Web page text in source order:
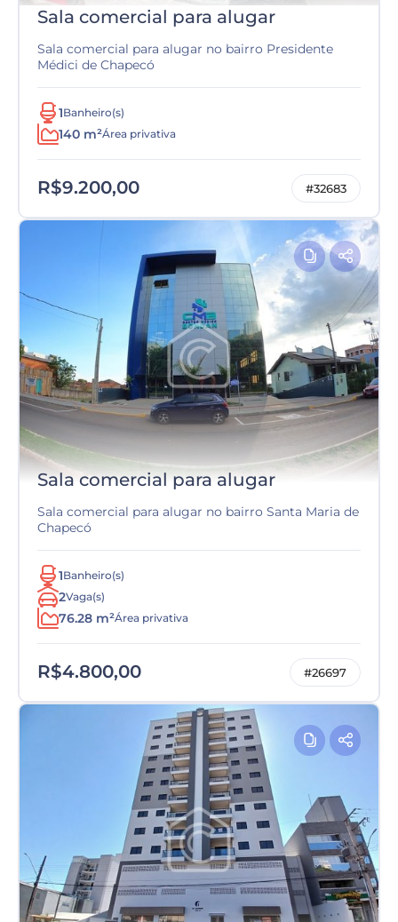
Sala comercial para alugar
Sala comercial para alugar no bairro Presidente
Médici de Chapecó
1Banheiro(s)
140 m²Área privativa
R$9.200,00 #32683
Sala comercial para alugar
Sala comercial para alugar no bairro Santa Maria de
Chapecó
1Banheiro(s)
2Vaga(s)
76.28 m²Área privativa
R$4.800,00 #26697